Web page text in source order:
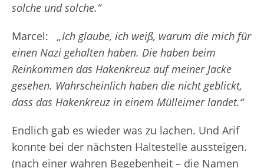
solche und solche.“
Marcel:
„Ich glaube, ich weiß, warum die mich für
einen Nazi gehalten haben. Die haben beim
Reinkommen das Hakenkreuz auf meiner Jacke
gesehen. Wahrscheinlich haben die nicht geblickt,
dass das Hakenkreuz in einem Mülleimer landet.“
Endlich gab es wieder was zu lachen. Und Arif
konnte bei der nächsten Haltestelle aussteigen.
(nach einer wahren Begebenheit – die Namen